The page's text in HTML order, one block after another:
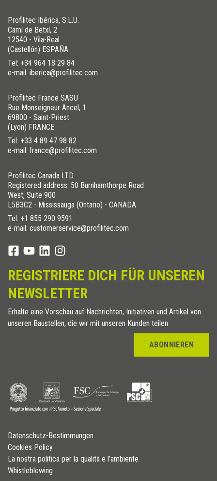
Profilitec Ibérica, S.L.U.
Camí de Betxí, 2
12540 - Vila-Real
(Castellón) ESPAÑA
Tel: +34 964 18 29 84
e-mail: iberica@profilitec.com
Profilitec France SASU
Rue Monseigneur Ancel, 1
69800 - Saint-Priest
(Lyon) FRANCE
Tel: +33 4 89 47 98 82
e-mail: france@profilitec.com
Profilitec Canada LTD
Registered address: 50 Burnhamthorpe Road
West, Suite 900
L5B3C2 - Mississauga (Ontario) - CANADA
Tel: +1 855 290 9591
e-mail: customerservice@profilitec.com
REGISTRIERE DICH FÜR UNSEREN
NEWSLETTER
Erhalte eine Vorschau auf Nachrichten, Initiativen und Artikel von
unseren Baustellen, die wir mit unseren Kunden teilen
ABONNIEREN
Datenschutz-Bestimmungen
Cookies Policy
La nostra politica per la qualità e l’ambiente
Whistleblowing